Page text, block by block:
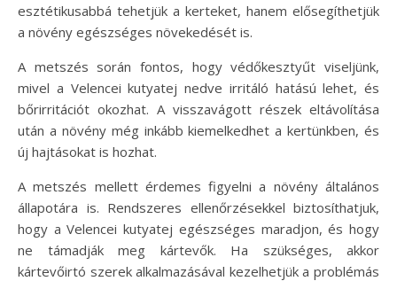
esztétikusabbá tehetjük a kerteket, hanem elősegíthetjük
a növény egészséges növekedését is.
A metszés során fontos, hogy védőkesztyűt viseljünk,
mivel a Velencei kutyatej nedve irritáló hatású lehet, és
bőrirritációt okozhat. A visszavágott részek eltávolítása
után a növény még inkább kiemelkedhet a kertünkben, és
új hajtásokat is hozhat.
A metszés mellett érdemes figyelni a növény általános
állapotára is. Rendszeres ellenőrzésekkel biztosíthatjuk,
hogy a Velencei kutyatej egészséges maradjon, és hogy
ne támadják meg kártevők. Ha szükséges, akkor
kártevőirtó szerek alkalmazásával kezelhetjük a problémás